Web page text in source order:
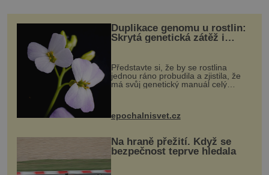
Duplikace genomu u rostlin:
Skrytá genetická zátěž i
Představte si, že by se rostlina
jednou ráno probudila a zjistila, že
má svůj genetický manuál celý
vstupenka...
epochalnisvet.cz
Na hraně přežití. Když se
bezpečnost teprve hledala